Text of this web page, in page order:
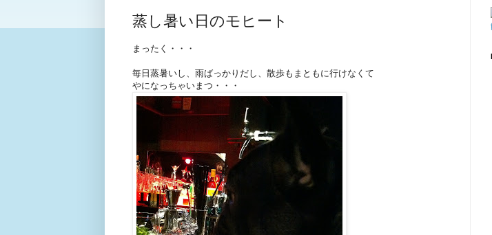
蒸し暑い日のモヒート
まったく・・・
毎日蒸暑いし、雨ばっかりだし、散歩もまともに行けなくて
やになっちゃいまつ・・・